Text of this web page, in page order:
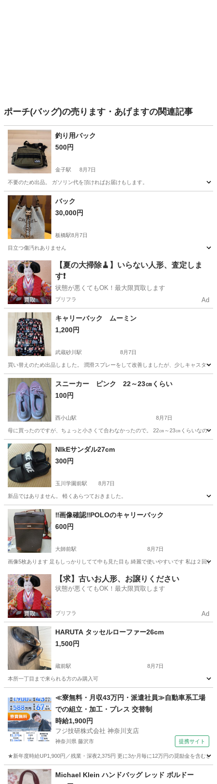
ポーチ(バッグ)の売ります・あげますの関連記事
釣り用バック
500円
金子駅 8月7日
不要のため出品。 ガソリン代を頂ければお届けもします。
東京 青梅市 金子駅
バック
30,000円
板橋駅8月7日
目立つ傷汚れありません
東京 板橋区 板橋駅 バッグ
【夏の大掃除🧹】いらない人形、査定しま
す❗️
状態が悪くてもOK！最大限買取します
プリフラ Ad
キャリーバック ムーミン
1,200円
武蔵砂川駅 8月7日
買い替えのため出品しました。 潤滑スプレーをして改善しましたが、少しキャスタ
東京 武蔵村山市 武蔵砂川駅 バッグ ムーミン
スニーカー ピンク 22～23㎝くらい
100円
西小山駅 8月7日
母に買ったのですが、ちょっと小さくて合わなかったので。 22㎝～23㎝くらいなので
東京 目黒区 西小山駅
NIkEサンダル27cm
300円
玉川学園前駅 8月7日
新品ではありません。 軽くあらつておきました。
東京 町田市 玉川学園前駅 靴/バッグ
‼️画像確認‼️POLOのキャリーバック
600円
大師前駅 8月7日
画像5枚あります 足もしっかりしてて中も見た目も 綺麗で使いやすいです 私は２回
東京 足立区 大師前駅 バッグ キャリーバック
【求】古いお人形、お譲りください
状態が悪くてもOK！最大限買取します
プリフラ Ad
HARUTA タッセルローファー26cm
1,500円
蔵前駅 8月7日
本所一丁目まで来られる方のみ購入可
蔵前駅 靴 タッセルローファー
≪寮無料・月収43万円・派遣社員≫自動車系工場
での組立・加工・プレス 交替制
時給1,900円
フジ技研株式会社 神奈川支店
神奈川県 藤沢市 提携サイト
★新年度時給UP1,900円／残業・深夜2,375円 更に3か月毎に12万円の奨励金を含む
神奈川 藤沢市
Michael Klein ハンドバッグ レッド ボルドー